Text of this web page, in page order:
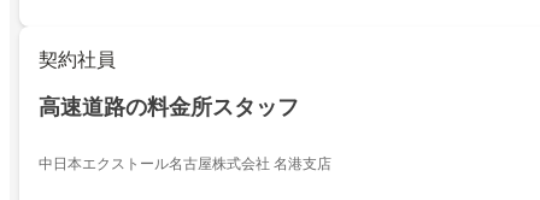
契約社員
高速道路の料金所スタッフ
中日本エクストール名古屋株式会社 名港支店